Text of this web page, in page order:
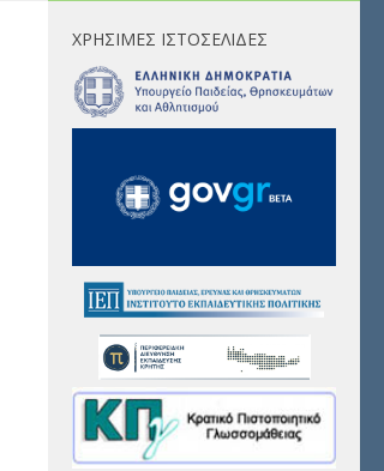
ΧΡΉΣΙΜΕΣ ΙΣΤΟΣΕΛΊΔΕΣ